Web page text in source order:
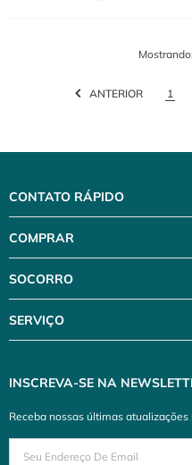
Mostrando
ANTERIOR 1
CONTATO RÁPIDO
COMPRAR
SOCORRO
SERVIÇO
INSCREVA-SE NA
Receba nossas últimas